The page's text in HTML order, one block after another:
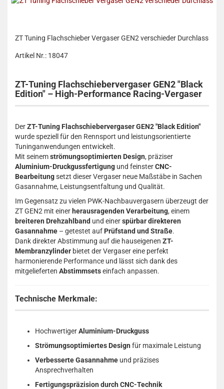
ZT Tuning Flachschieber Vergaser GEN2 verschieder Durchlass
Artikel Nr.: 18047
ZT-Tuning Flachschiebervergaser GEN2 "Black
Edition" – High-Performance Racing-Vergaser
DerZT-Tuning Flachschiebervergaser GEN2 "Black Edition"
wurde speziell für den Rennsport und leistungsorientierte
Tuninganwendungen entwickelt.
Mit seinemströmungsoptimierten Design, präziser
Aluminium-Druckgussfertigung und feinsterCNC-
Bearbeitungsetzt dieser Vergaser neue Maßstäbe in Sachen
Gasannahme, Leistungsentfaltung und Qualität.
Im Gegensatz zu vielen PWK-Nachbauvergasern überzeugt der
ZT GEN2 mit einer herausragenden Verarbeitung, einem
breiteren Drehzahlband und einerspürbar direkteren
Gasannahme – getestet auf Prüfstand und Straße.
Dank direkter Abstimmung auf die hauseigenen ZT-
Membranzylinder bietet der Vergaser eine perfekt
harmonierende Performance und lässt sich dank des
mitgelieferten Abstimmsetseinfach anpassen.
Technische Merkmale:
HochwertigerAluminium-Druckguss
Strömungsoptimiertes Design für maximale Leistung
Verbesserte Gasannahme und präzises
Ansprechverhalten
Fertigungspräzision durch CNC-Technik